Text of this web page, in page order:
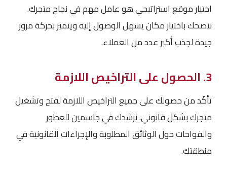
اختيار موقع استراتيجي هو عامل مهم في نجاح متجرك.
ننصحك باختيار مكان يسهل الوصول إليه ويتميز بحركة مرور
جيدة لجذب أكبر عدد من العملاء.
3. الحصول على التراخيص اللازمة
تأكّد من حصولك على جميع التراخيص اللازمة لفتح وتشغيل
متجرك بشكل قانوني. نرشدك في جاسمين للعطور
والفواحات حول الوثائق المطلوبة والإجراءات القانونية في
منطقتك.